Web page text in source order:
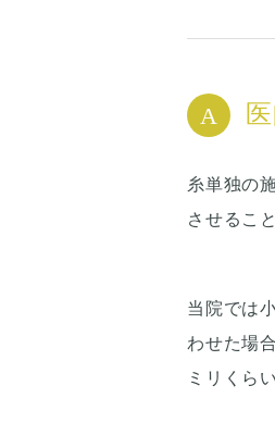
糸単独の
させるこ
当院では
わせた場
ミリくら